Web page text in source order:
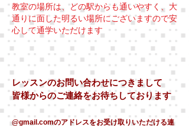
教室の場所は、どの駅からも通いやすく、大
通りに面した明るい場所にございますので安
心して通学いただけます
レッスンのお問い合わせにつきまして
​皆様からのご連絡をお待ちしております
@gmail.comのアドレスをお受け取りいただける連